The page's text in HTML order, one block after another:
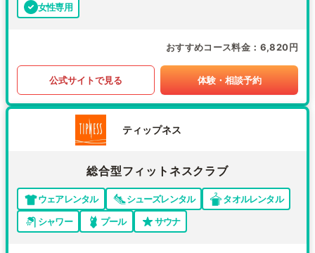
女性専用
おすすめコース料金 6,820円
公式サイトで見る 体験・相談予約
ティップネス
総合型フィットネスクラブ
ウェアレンタル シューズレンタル
タオルレンタル
シャワー
プール サウナ